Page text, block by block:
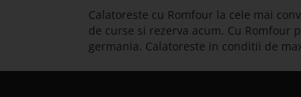
Calatoreste cu Romfour la cele mai
de curse si rezerva acum. Cu
germania. Calatoreste in conditii de